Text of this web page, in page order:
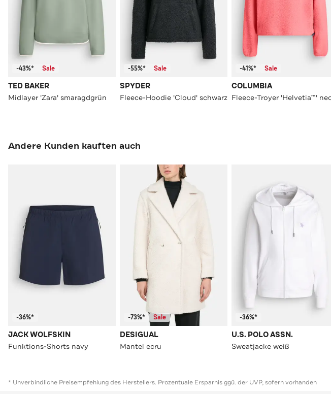
-43%* Sale
TED BAKER
Midlayer 'Zara' smaragdgrün
-55%* Sale
SPYDER
Fleece-Hoodie 'Cloud' schwarz
-41%* Sale
COLUMBIA
Andere Kunden kauften auch
-36%*
JACK WOLFSKIN
Funktions-Shorts navy
-73%* Sale
DESIGUAL
Mantel ecru
-36%*
U.S. POLO ASSN.
Sweatjacke weiß
* Unverbindliche Preisempfehlung des Herstellers. Prozentuale Ersparnis ggü. der UVP, sofern vorhanden